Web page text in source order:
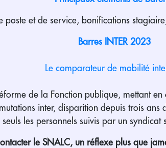
poste et de service, bonifications
Barres INTER 2023
Le comparateur de mobilité
de la Fonction publique, mettant
inter, disparition depuis trois ans
seuls les personnels suivis par un syndicat
le SNALC, un réflexe plus que